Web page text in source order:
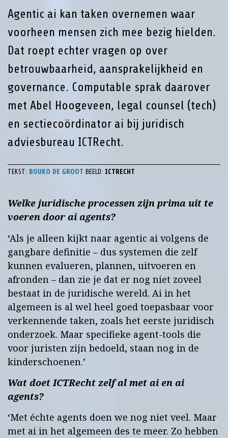
Agentic ai kan taken overnemen waar
voorheen mensen zich mee bezig hielden.
Dat roept echter vragen op over
betrouwbaarheid, aansprakelijkheid en
governance. Computable sprak daarover
met Abel Hoogeveen, legal counsel (tech)
en sectiecoördinator ai bij juridisch
adviesbureau ICTRecht.
TEKST: BOUKO DE GROOT BEELD: ICTRECHT
Welke juridische processen zijn prima uit te
voeren door ai agents?
‘Als je alleen kijkt naar agentic ai volgens de
gangbare definitie – dus systemen die zelf
kunnen evalueren, plannen, uitvoeren en
afronden – dan zie je dat er nog niet zoveel
bestaat in de juridische wereld. Ai in het
algemeen is al wel heel goed toepasbaar voor
verkennende taken, zoals het eerste juridisch
onderzoek. Maar specifieke agent-tools die
voor juristen zijn bedoeld, staan nog in de
kinderschoenen.’
Wat doet ICTRecht zelf al met ai en ai
agents?
‘Met échte agents doen we nog niet veel. Maar
met ai in het algemeen des te meer. Zo hebben